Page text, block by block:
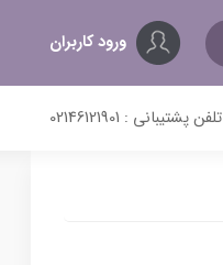
ورود کاربران
تلفن پشتیبانی : 02146121901